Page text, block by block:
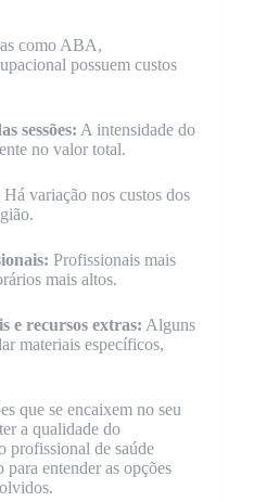
como ABA,
possuem custos
sessões: A intensidade do
no valor total.
Há variação nos custos dos
Profissionais mais
mais altos.
e recursos extras: Alguns
materiais específicos,
que se encaixem no seu
a qualidade do
profissional de saúde
entender as opções